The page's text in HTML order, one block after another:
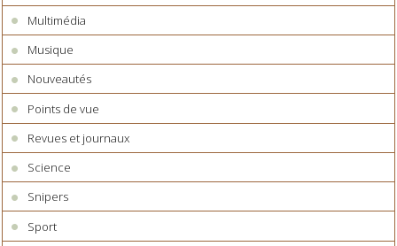
Multimédia
Musique
Nouveautés
Points de vue
Revues et journaux
Science
Snipers
Sport